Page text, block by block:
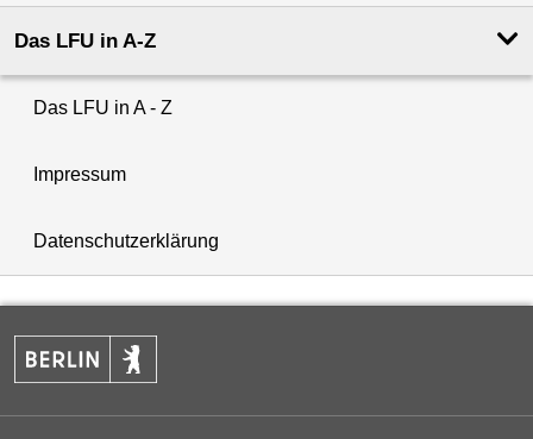
Das LFU in A-Z
Das LFU in A - Z
Impressum
Datenschutzerklärung